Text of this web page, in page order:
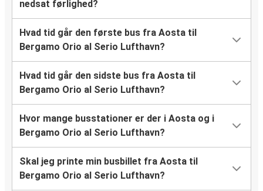
nedsat førlighed?
Hvad tid går den første bus fra Aosta til
Bergamo Orio al Serio Lufthavn?
Hvad tid går den sidste bus fra Aosta til
Bergamo Orio al Serio Lufthavn?
Hvor mange busstationer er der i Aosta og i
Bergamo Orio al Serio Lufthavn?
Skal jeg printe min busbillet fra Aosta til
Bergamo Orio al Serio Lufthavn?